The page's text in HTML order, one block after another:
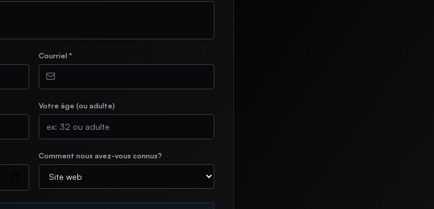
Courriel *
Votre âge (ou adulte)
Comment nous avez-vous connus?